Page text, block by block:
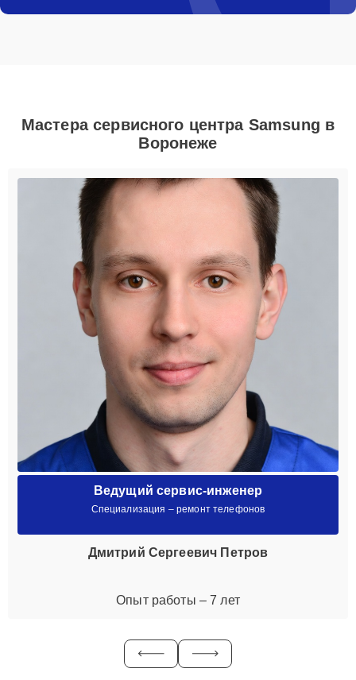
Мастера сервисного центра Samsung в
Воронеже
Ведущий сервис-инженер
Специализация – ремонт телефонов
Дмитрий Сергеевич Петров
Опыт работы – 7 лет